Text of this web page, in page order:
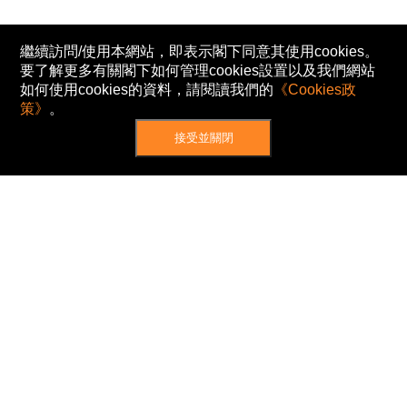
繼續訪問/使用本網站，即表示閣下同意其使用cookies。
要了解更多有關閣下如何管理cookies設置以及我們網站
如何使用cookies的資料，請閱讀我們的 《Cookies政
策》 。
接受並關閉